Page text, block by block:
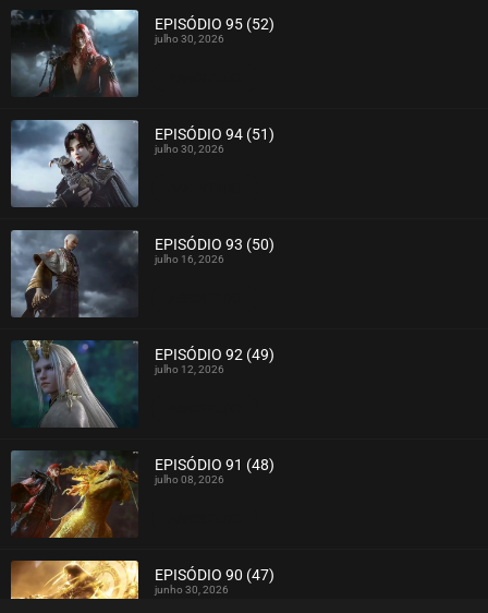
EPISÓDIO 95 (52)
julho 30, 2026
EPISÓDIO 94 (51)
julho 30, 2026
EPISÓDIO 93 (50)
julho 16, 2026
EPISÓDIO 92 (49)
julho 12, 2026
EPISÓDIO 91 (48)
julho 08, 2026
EPISÓDIO 90 (47)
junho 30, 2026